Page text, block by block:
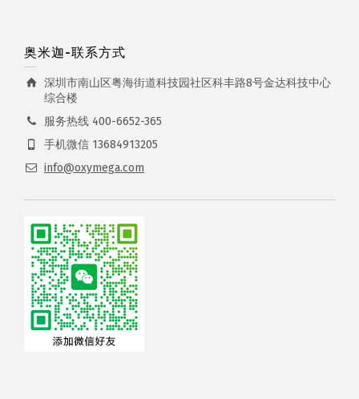
奥米迦-联系方式
深圳市南山区粤海街道科技园社区科丰路8号金达科技中心
综合楼
服务热线 400-6652-365
手机微信 13684913205
info@oxymega.com